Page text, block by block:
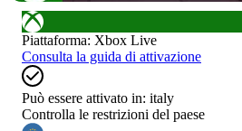
Piattaforma: Xbox Live
Consulta la guida di attivazione
Può essere attivato in: italy
Controlla le restrizioni del paese